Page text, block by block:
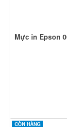
Mực in Epson
CÒN HÀNG